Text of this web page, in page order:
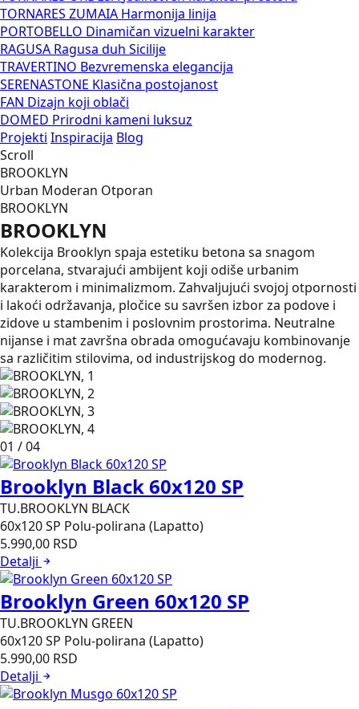
TORNARES ZUMAIA Harmonija linija
PORTOBELLO Dinamičan vizuelni karakter
RAGUSA Ragusa duh Sicilije
TRAVERTINO Bezvremenska elegancija
SERENASTONE Klasična postojanost
FAN Dizajn koji oblači
DOMED Prirodni kameni luksuz
Projekti Inspiracija Blog
Scroll
BROOKLYN
Urban Moderan Otporan
BROOKLYN
BROOKLYN
Kolekcija Brooklyn spaja estetiku betona sa snagom
porcelana, stvarajući ambijent koji odiše urbanim
karakterom i minimalizmom. Zahvaljujući svojoj otpornosti
i lakoći održavanja, pločice su savršen izbor za podove i
zidove u stambenim i poslovnim prostorima. Neutralne
nijanse i mat završna obrada omogućavaju kombinovanje
sa različitim stilovima, od industrijskog do modernog.
01 /04
Brooklyn Black 60x120 SP
TU.BROOKLYN BLACK
60x120SP Polu-polirana (Lapatto)
5.990,00 RSD
Detalji
Brooklyn Green 60x120 SP
TU.BROOKLYN GREEN
60x120SP Polu-polirana (Lapatto)
5.990,00 RSD
Detalji